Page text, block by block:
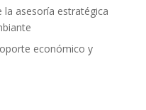
la asesoría estratégica
económico y